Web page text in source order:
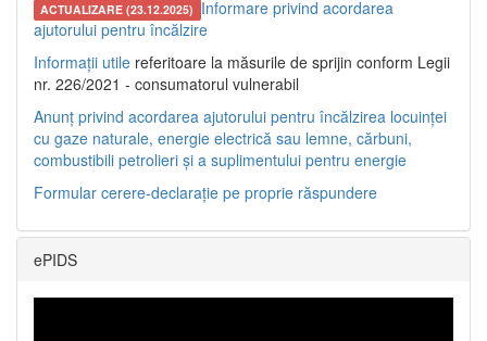
ACTUALIZARE (23.12.2025) Informare privind acordarea
ajutorului pentru încălzire
Informații utile referitoare la măsurile de sprijin conform Legii
nr. 226/2021 - consumatorul vulnerabil
Anunț privind acordarea ajutorului pentru încălzirea locuinței
cu gaze naturale, energie electrică sau lemne, cărbuni,
combustibili petrolieri și a suplimentului pentru energie
Formular cerere-declarație pe proprie răspundere
ePIDS